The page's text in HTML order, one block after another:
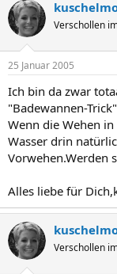
Verschollen
25 Januar 2005
Ich bin da zwar
"Badewannen-
Wenn die Wehen
Wasser drin
Vorwehen.Werden
Alles liebe für
Verschollen